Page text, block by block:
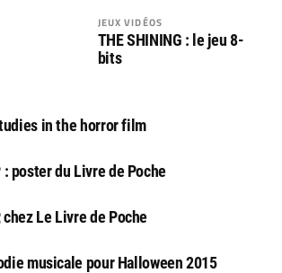
JEUX VIDÉOS
THE SHINING : le jeu 8-
bits
in the horror film
: poster du Livre de Poche
chez Le Livre de Poche
musicale pour Halloween 2015